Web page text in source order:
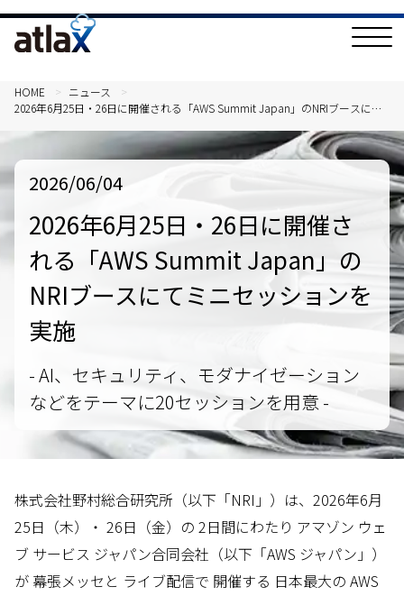
T
o
a
v
i
HOME
ニュース
2026年6月25日・26日に開催される「AWS Summit Japan」のNRIブースにて
2026/06/04
2026年6月25日・26日に開催さ
れる「AWS Summit Japan」の
NRIブースにてミニセッションを
実施
- AI、セキュリティ、モダナイゼーション
などをテーマに20セッションを用意 -
株式会社野村総合研究所（以下「NRI」）は、2026年6月
25日（木）・ 26日（金）の 2日間にわたり アマゾン ウェ
ブ サービス ジャパン合同会社（以下「AWS ジャパン」）
が 幕張メッセと ライブ配信で 開催する 日本最大の AWS